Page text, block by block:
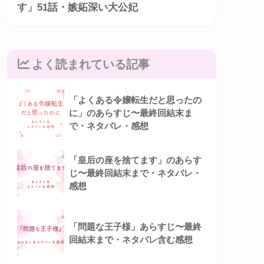
す」51話・嫉妬深い大公妃
よく読まれている記事
「よくある令嬢転生だと思ったの
に」のあらすじ〜最終回結末ま
で・ネタバレ・感想
「皇后の座を捨てます」のあらす
じ〜最終回結末まで・ネタバレ・
感想
「問題な王子様」あらすじ〜最終
回結末まで・ネタバレ含む感想